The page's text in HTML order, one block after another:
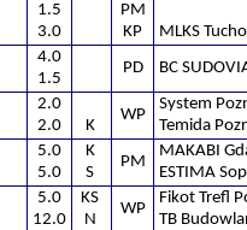
1.5
3.0
PM
KP
MLKS
4.0
1.5
PD BC
2.0
2.0
K
WP
System
Temida
5.0
5.0
K
S
PM
MAKABI
ESTIMA
5.0
12.0
KS
N
WP
Fikot Trefl
TB